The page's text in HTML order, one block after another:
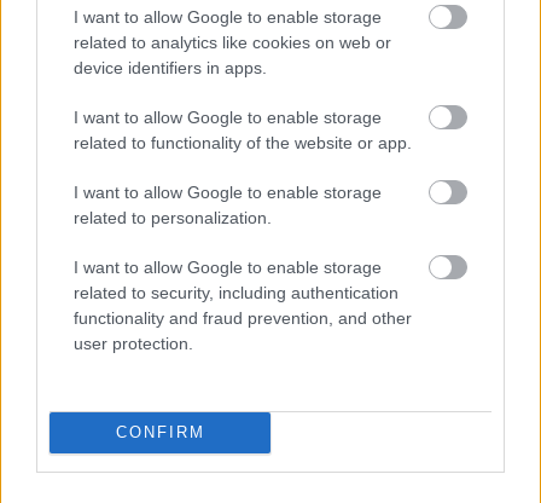
I want to allow Google to enable storage
related to analytics like cookies on web or
device identifiers in apps.
I want to allow Google to enable storage
related to functionality of the website or app.
I want to allow Google to enable storage
related to personalization.
I want to allow Google to enable storage
related to security, including authentication
functionality and fraud prevention, and other
user protection.
CONFIRM
Csőszi (Bács 1. számú OEVK) is kiemelte az
majd azt mondta, hogy meglopták a
kecskemétieket, a tolvajok pedig még mindig a
székükben ülnek. Ezt követően rátért az
megtudják, kik a felelősök a 127,5 milliárdos
botrányért. „Nem politikus szeretnék lenni, hanem